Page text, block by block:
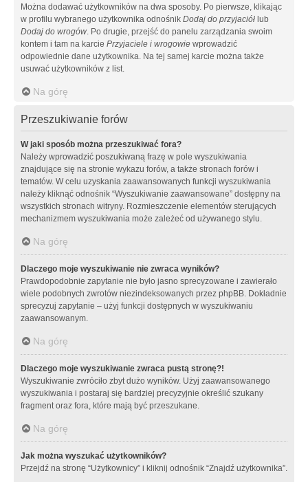
Można dodawać użytkowników na dwa sposoby. Po pierwsze, klikając
w profilu wybranego użytkownika odnośnik Dodaj do przyjaciół lub
Dodaj do wrogów. Po drugie, przejść do panelu zarządzania swoim
kontem i tam na karcie Przyjaciele i wrogowie wprowadzić
odpowiednie dane użytkownika. Na tej samej karcie można także
usuwać użytkowników z list.
Na górę
Przeszukiwanie forów
W jaki sposób można przeszukiwać fora?
Należy wprowadzić poszukiwaną frazę w pole wyszukiwania
znajdujące się na stronie wykazu forów, a także stronach forów i
tematów. W celu uzyskania zaawansowanych funkcji wyszukiwania
należy kliknąć odnośnik “Wyszukiwanie zaawansowane” dostępny na
wszystkich stronach witryny. Rozmieszczenie elementów sterujących
mechanizmem wyszukiwania może zależeć od używanego stylu.
Na górę
Dlaczego moje wyszukiwanie nie zwraca wyników?
Prawdopodobnie zapytanie nie było jasno sprecyzowane i zawierało
wiele podobnych zwrotów niezindeksowanych przez phpBB. Dokładnie
sprecyzuj zapytanie – użyj funkcji dostępnych w wyszukiwaniu
zaawansowanym.
Na górę
Dlaczego moje wyszukiwanie zwraca pustą stronę?!
Wyszukiwanie zwróciło zbyt dużo wyników. Użyj zaawansowanego
wyszukiwania i postaraj się bardziej precyzyjnie określić szukany
fragment oraz fora, które mają być przeszukane.
Na górę
Jak można wyszukać użytkowników?
Przejdź na stronę “Użytkownicy” i kliknij odnośnik “Znajdź użytkownika”.